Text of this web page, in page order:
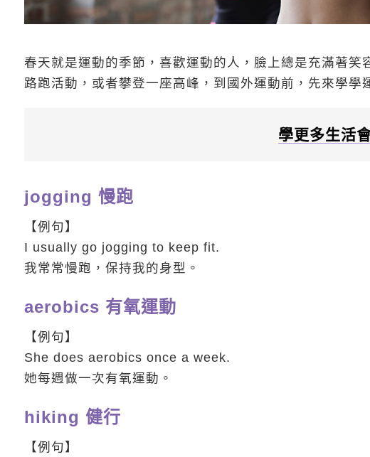
春天就是運動的季節，喜歡運動的人，臉上總是充滿著
路跑活動，或者攀登一座高峰，到國外運動前，先來學學
學更多生活
jogging 慢跑
【例句】
I usually go jogging to keep fit.
我常常慢跑，保持我的身型。
aerobics 有氧運動
【例句】
She does aerobics once a week.
她每週做一次有氧運動。
hiking 健行
【例句】